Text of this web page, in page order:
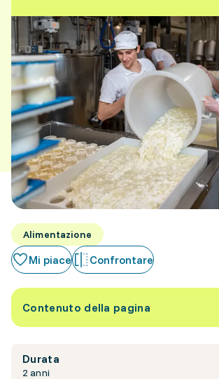
Alimentazione
Mi piace Confrontare
Contenuto della pagina
Durata
2 anni